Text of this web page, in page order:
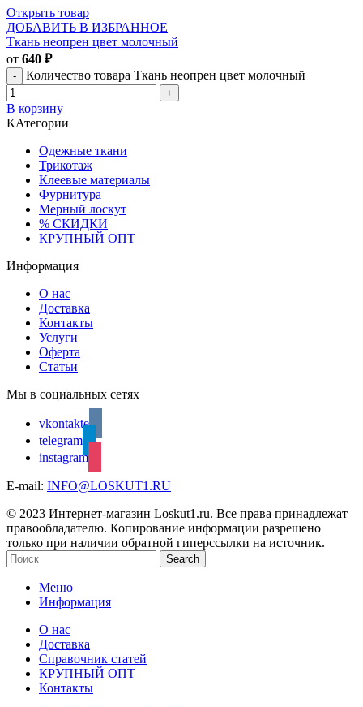
Открыть товар
ДОБАВИТЬ В ИЗБРАННОЕ
Ткань неопрен цвет молочный
от 640 ₽
Количество товара Ткань неопрен цвет молочный
В корзину
КАтегории
Одежные ткани
Трикотаж
Клеевые материалы
Фурнитура
Мерный лоскут
% СКИДКИ
КРУПНЫЙ ОПТ
Информация
О нас
Доставка
Контакты
Услуги
Оферта
Статьи
Мы в социальных сетях
vkontakte
telegram
instagram
E-mail: INFO@LOSKUT1.RU
© 2023 Интернет-магазин Loskut1.ru. Все права принадлежат
правообладателю. Копирование информации разрешено
только при наличии обратной гиперссылки на источник.
Search
Меню
Информация
О нас
Доставка
Справочник статей
КРУПНЫЙ ОПТ
Контакты